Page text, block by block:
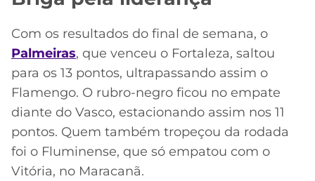
Com os resultados do final de semana, o
Palmeiras, que venceu o Fortaleza, saltou
para os 13 pontos, ultrapassando assim o
Flamengo. O rubro-negro ficou no empate
diante do Vasco, estacionando assim nos 11
pontos. Quem também tropeçou da rodada
foi o Fluminense, que só empatou com o
Vitória, no Maracanã.